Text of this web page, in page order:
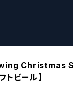
Christmas
トビール】